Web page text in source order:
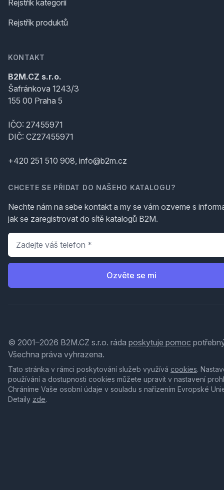
Rejstřík kategorií
Rejstřík produktů
KONTAKT
B2M.CZ s.r.o.
Šafránkova 1243/3
155 00 Praha 5
IČO: 27455971
DIČ: CZ27455971
+420 251 510 908, info@b2m.cz
CHCETE SE PŘIDAT DO NAŠEHO KATALOGU?
Nechte nám na sebe kontakt a my se vám ozveme s
jak se zaregistrovat do sítě katalogů B2M.
Telefon
Ozvěte se mi
© 2001–2026 B2M.CZ s.r.o. ráda poskytuje pomoc
Všechna práva vyhrazena.
Tato stránka v rámci poskytování služeb využívá cookies.
používání a dostupnosti cookies můžete upravit v nastavení
Chráníme Vaše osobní údaje v souladu s nařízením Evropské
Detaily zde.